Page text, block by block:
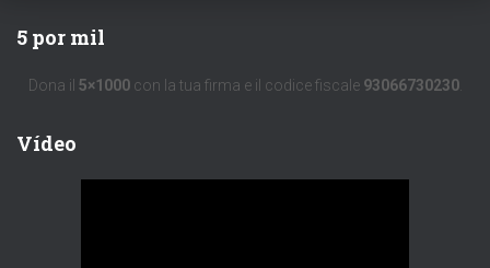
5 por mil
Dona il 5×1000con la tua firma e il codice fiscale 93066730230.
Vídeo